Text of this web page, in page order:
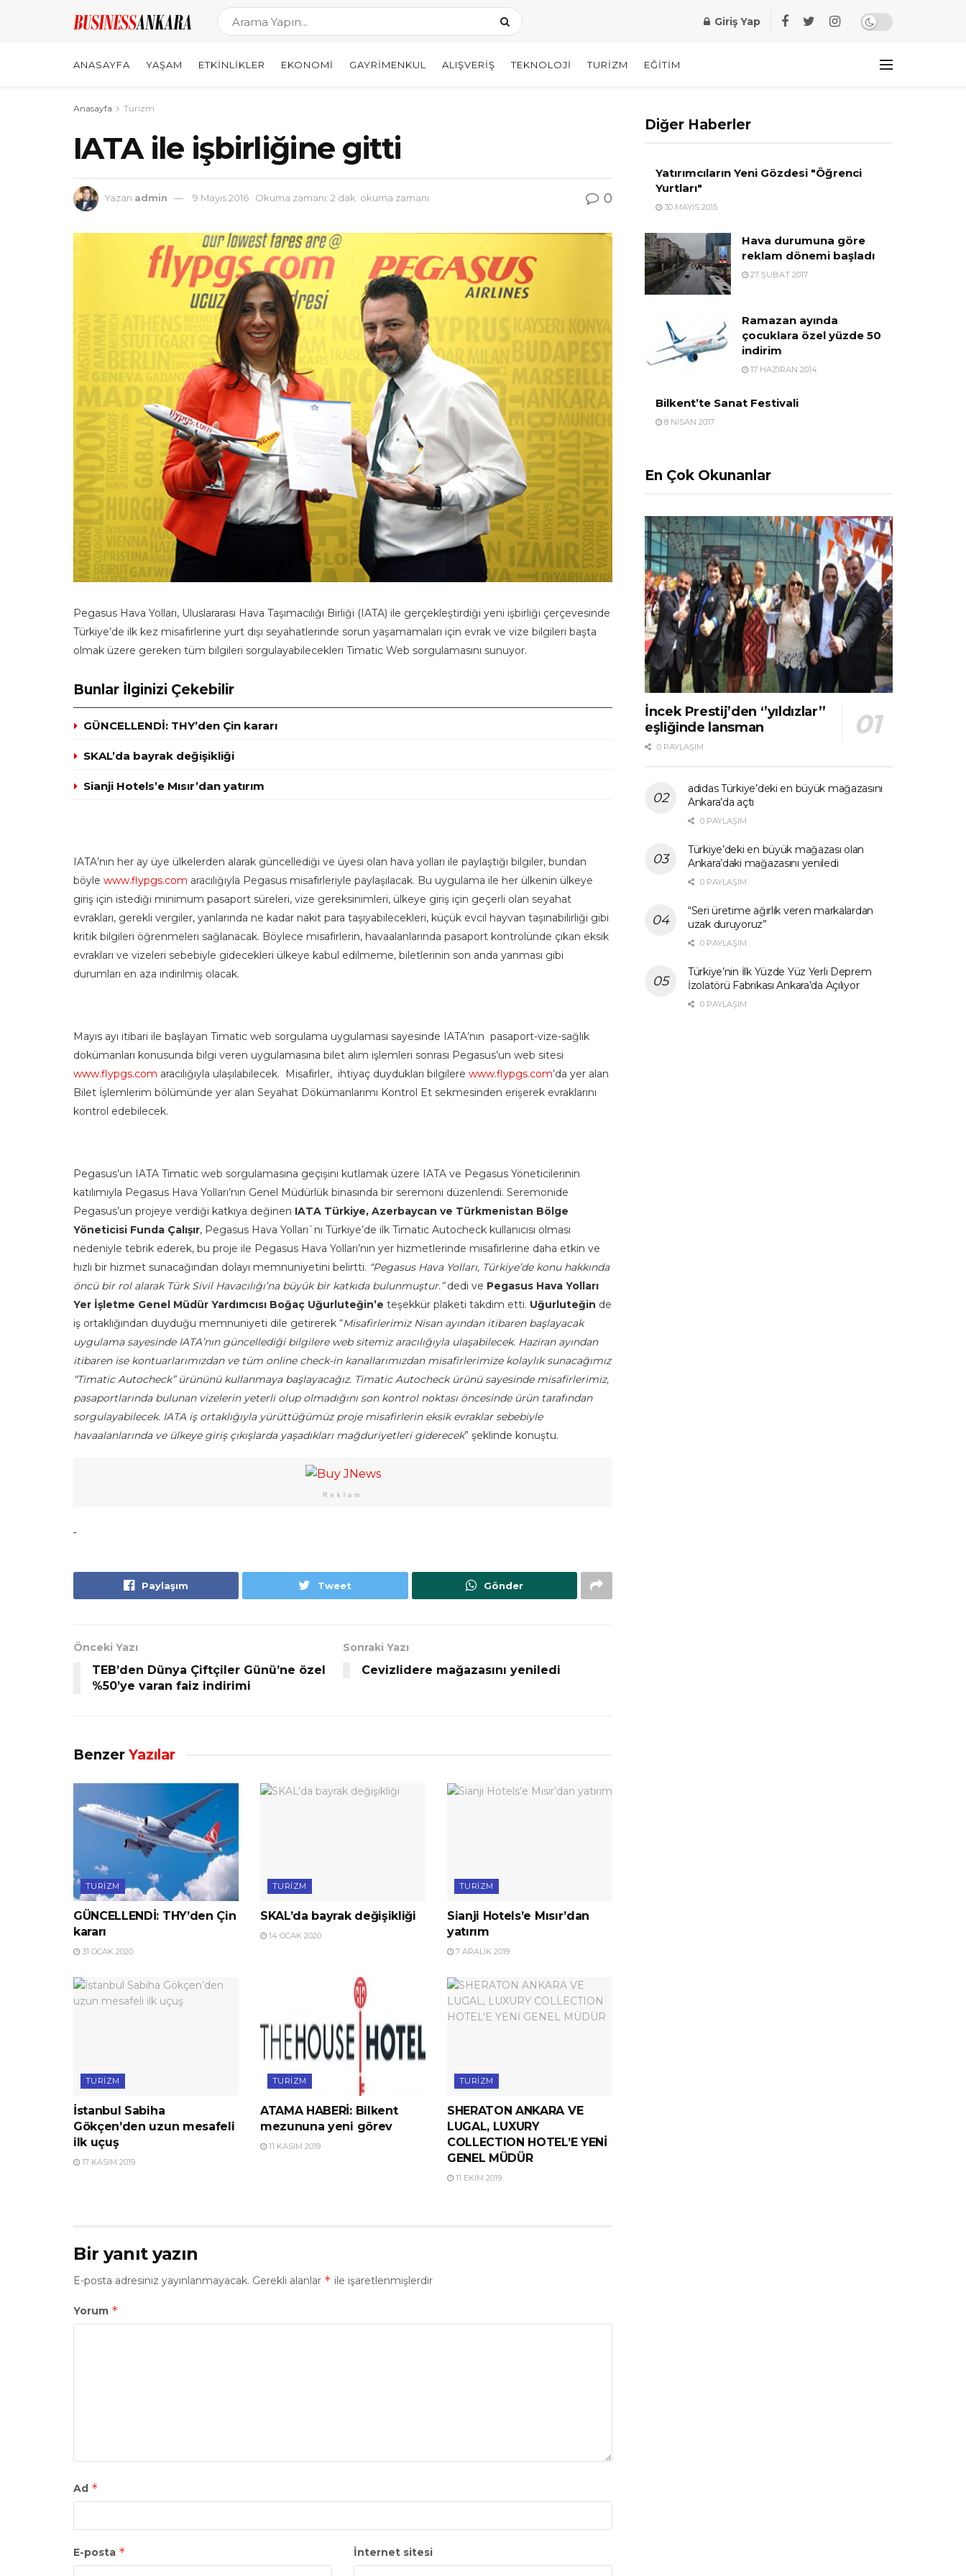
Giriş Yap
ANASAYFA YAŞAM ETKINLIKLER EKONOMI GAYRIMENKUL ALIŞVERIŞ TEKNOLOJI TURIZM EĞITIM
Anasayfa Turizm
IATA ile işbirliğine gitti
Yazan admin 9 Mayıs 2016 Okuma zamanı: 2 dak. okuma zamanı 0
Pegasus Hava Yolları, Uluslararası Hava Taşımacılığı Birliği (IATA) ile gerçekleştirdiği yeni işbirliği çerçevesinde
Türkiye’de ilk kez misafirlerine yurt dışı seyahatlerinde sorun yaşamamaları için evrak ve vize bilgileri başta
olmak üzere gereken tüm bilgileri sorgulayabilecekleri Timatic Web sorgulamasını sunuyor.
Bunlar İlginizi Çekebilir
GÜNCELLENDİ: THY’den Çin kararı
SKAL’da bayrak değişikliği
Sianji Hotels’e Mısır’dan yatırım
IATA’nın her ay üye ülkelerden alarak güncellediği ve üyesi olan hava yolları ile paylaştığı bilgiler, bundan
böyle www.flypgs.com aracılığıyla Pegasus misafirleriyle paylaşılacak. Bu uygulama ile her ülkenin ülkeye
giriş için istediği minimum pasaport süreleri, vize gereksinimleri, ülkeye giriş için geçerli olan seyahat
evrakları, gerekli vergiler, yanlarında ne kadar nakit para taşıyabilecekleri, küçük evcil hayvan taşınabilirliği gibi
kritik bilgileri öğrenmeleri sağlanacak. Böylece misafirlerin, havaalanlarında pasaport kontrolünde çıkan eksik
evrakları ve vizeleri sebebiyle gidecekleri ülkeye kabul edilmeme, biletlerinin son anda yanması gibi
durumları en aza indirilmiş olacak.
Mayıs ayı itibari ile başlayan Timatic web sorgulama uygulaması sayesinde IATA’nın pasaport-vize-sağlık
dokümanları konusunda bilgi veren uygulamasına bilet alım işlemleri sonrası Pegasus’un web sitesi
www.flypgs.com aracılığıyla ulaşılabilecek. Misafirler, ihtiyaç duydukları bilgilere www.flypgs.com’da yer alan
Bilet İşlemlerim bölümünde yer alan Seyahat Dökümanlarımı Kontrol Et sekmesinden erişerek evraklarını
kontrol edebilecek.
Pegasus’un IATA Timatic web sorgulamasına geçişini kutlamak üzere IATA ve Pegasus Yöneticilerinin
katılımıyla Pegasus Hava Yolları’nın Genel Müdürlük binasında bir seremoni düzenlendi. Seremonide
Pegasus’un projeye verdiği katkıya değinen IATA Türkiye, Azerbaycan ve Türkmenistan Bölge
Yöneticisi Funda Çalışır, Pegasus Hava Yolları`nı Türkiye’de ilk Timatic Autocheck kullanıcısı olması
nedeniyle tebrik ederek, bu proje ile Pegasus Hava Yolları’nın yer hizmetlerinde misafirlerine daha etkin ve
hızlı bir hizmet sunacağından dolayı memnuniyetini belirtti. “Pegasus Hava Yolları, Türkiye’de konu hakkında
öncü bir rol alarak Türk Sivil Havacılığı’na büyük bir katkıda bulunmuştur.”dedi ve Pegasus Hava Yolları
Yer İşletme Genel Müdür Yardımcısı Boğaç Uğurluteğin’e teşekkür plaketi takdim etti. Uğurluteğin de
iş ortaklığından duyduğu memnuniyeti dile getirerek “Misafirlerimiz Nisan ayından itibaren başlayacak
uygulama sayesinde IATA’nın güncellediği bilgilere web sitemiz aracılığıyla ulaşabilecek. Haziran ayından
itibaren ise kontuarlarımızdan ve tüm online check-in kanallarımızdan misafirlerimize kolaylık sunacağımız
“Timatic Autocheck” ürününü kullanmaya başlayacağız. Timatic Autocheck ürünü sayesinde misafirlerimiz,
pasaportlarında bulunan vizelerin yeterli olup olmadığını son kontrol noktası öncesinde ürün tarafından
sorgulayabilecek. IATA iş ortaklığıyla yürüttüğümüz proje misafirlerin eksik evraklar sebebiyle
havaalanlarında ve ülkeye giriş çıkışlarda yaşadıkları mağduriyetleri giderecek” şeklinde konuştu.
Reklam
Paylaşım Tweet Gönder
Önceki Yazı
TEB’den Dünya Çiftçiler Günü’ne özel
%50’ye varan faiz indirimi
Sonraki Yazı
Cevizlidere mağazasını yeniledi
Benzer Yazılar
TURIZM
GÜNCELLENDİ: THY’den Çin
kararı
31 OCAK 2020
TURIZM
SKAL’da bayrak değişikliği
14 OCAK 2020
TURIZM
Sianji Hotels’e Mısır’dan
yatırım
7 ARALIK 2019
TURIZM
İstanbul Sabiha
Gökçen’den uzun mesafeli
ilk uçuş
17 KASIM 2019
TURIZM
ATAMA HABERİ: Bilkent
mezununa yeni görev
11 KASIM 2019
TURIZM
SHERATON ANKARA VE
LUGAL, LUXURY
COLLECTION HOTEL’E YENİ
GENEL MÜDÜR
11 EKIM 2019
Bir yanıt yazın
E-posta adresiniz yayınlanmayacak. Gerekli alanlar * ile işaretlenmişlerdir
Yorum *
Ad *
E-posta * İnternet sitesi
Diğer Haberler
Yatırımcıların Yeni Gözdesi "Öğrenci
Yurtları"
30 MAYIS 2015
Hava durumuna göre
reklam dönemi başladı
27 ŞUBAT 2017
Ramazan ayında
çocuklara özel yüzde 50
indirim
17 HAZIRAN 2014
Bilkent’te Sanat Festivali
8 NISAN 2017
En Çok Okunanlar
İncek Prestij’den ‘’yıldızlar’’
eşliğinde lansman
0 PAYLAŞIM
adidas Türkiye’deki en büyük mağazasını
Ankara’da açtı
0 PAYLAŞIM
Türkiye’deki en büyük mağazası olan
Ankara’daki mağazasını yeniledi
0 PAYLAŞIM
“Seri üretime ağırlık veren markalardan
uzak duruyoruz”
0 PAYLAŞIM
Türkiye’nin İlk Yüzde Yüz Yerli Deprem
İzolatörü Fabrikası Ankara’da Açılıyor
0 PAYLAŞIM